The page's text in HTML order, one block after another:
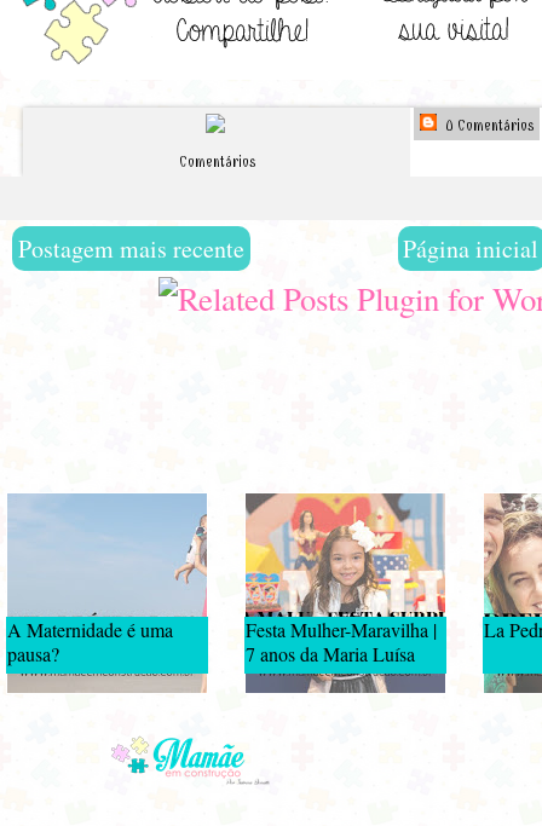
Comentários
0 Comentários
Postagem mais recente Página inicial
A Maternidade é uma
pausa?
Festa Mulher-Maravilha |
7 anos da Maria Luísa
La